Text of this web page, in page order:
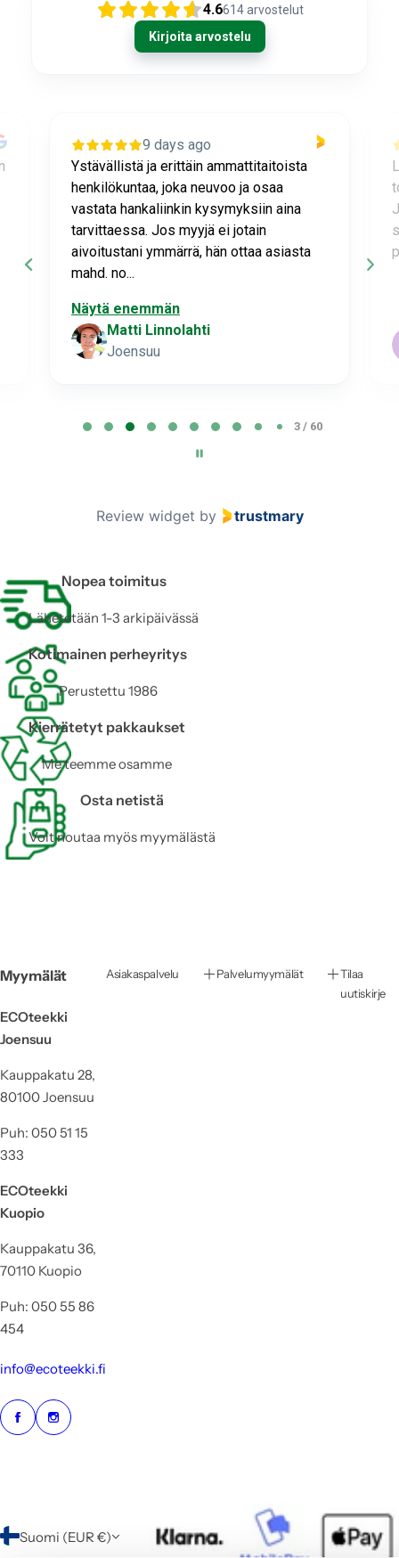
4.6614 arvostelut
Kirjoita arvostelu
9 days ago
Ystävällistä ja erittäin ammattitaitoista
henkilökuntaa, joka neuvoo ja osaa
vastata hankaliinkin kysymyksiin aina
tarvittaessa. Jos myyjä ei jotain
aivoitustani ymmärrä, hän ottaa asiasta
mahd. no...
Näytä enemmän
Matti Linnolahti
Joensuu
0
3 / 60
Review widget by trustmary
Nopea toimitus
Lähetetään 1-3 arkipäivässä
Kotimainen perheyritys
Perustettu 1986
Kierrätetyt pakkaukset
Me teemme osamme
Osta netistä
Voit noutaa myös myymälästä
Myymälät
ECOteekki
Joensuu
Kauppakatu 28,
80100 Joensuu
Puh: 050 51 15
333
ECOteekki
Kuopio
Kauppakatu 36,
70110 Kuopio
Puh: 050 55 86
454
info@ecoteekki.fi
Asiakaspalvelu Palvelumyymälät
Tilaa
uutiskirje
Suomi (EUR €)